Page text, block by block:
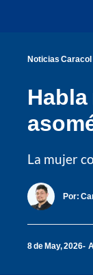
Noticias Caracol
La mujer
Por:
8 de May, 2026